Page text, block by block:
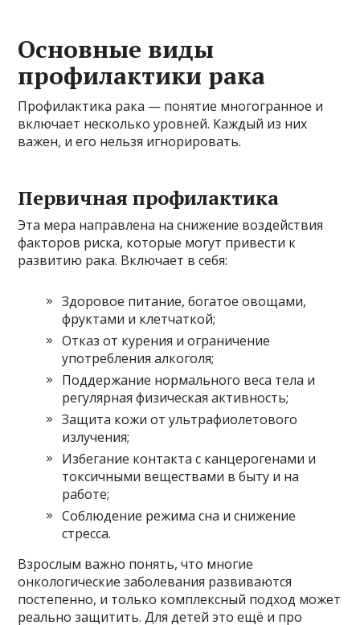
Основные виды
профилактики рака
Профилактика рака — понятие многогранное и
включает несколько уровней. Каждый из них
важен, и его нельзя игнорировать.
Первичная профилактика
Эта мера направлена на снижение воздействия
факторов риска, которые могут привести к
развитию рака. Включает в себя:
Здоровое питание, богатое овощами,
фруктами и клетчаткой;
Отказ от курения и ограничение
употребления алкоголя;
Поддержание нормального веса тела и
регулярная физическая активность;
Защита кожи от ультрафиолетового
излучения;
Избегание контакта с канцерогенами и
токсичными веществами в быту и на
работе;
Соблюдение режима сна и снижение
стресса.
Взрослым важно понять, что многие
онкологические заболевания развиваются
постепенно, и только комплексный подход может
реально защитить. Для детей это ещё и про